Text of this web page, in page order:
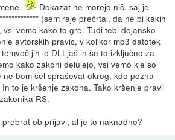
Dokazat ne morejo nič, saj je
(sem raje prečrtal, da ne bi kakih
vemo kako to gre. Tudi tebi dejansko
avtorskih pravic, v kolikor mp3 datotek
jih le DLLjaš in še to izključno za
kako zakoni delujejo, vsi vemo kje so
ne bom šel spraševat okrog, kdo pozna
to je kršenje zakona. Tako kršenje pravil
RS.
ob prijavi, al je to naknadno?